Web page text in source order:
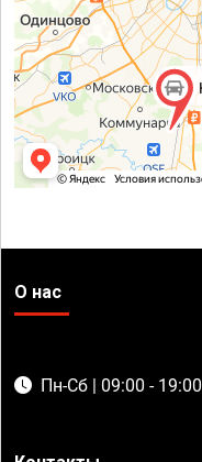
О нас
Пн-Сб | 09:00 - 19:00